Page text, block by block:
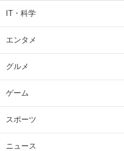
IT・科学
エンタメ
グルメ
ゲーム
スポーツ
ニュース